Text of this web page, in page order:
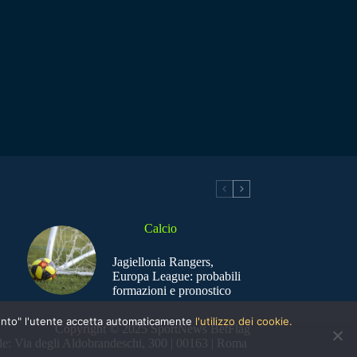
Calcio
Jagiellonia Rangers,
Europa League: probabili
formazioni e pronostico
Copyright © 2025 SportNews BetFlag
Via degli Aldobrandeschi, 300 | 00163 | Roma
l'utente accetta automaticamente l'utilizzo dei cookie.